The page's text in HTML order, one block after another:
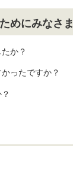
めにみなさ
か？
ったですか？